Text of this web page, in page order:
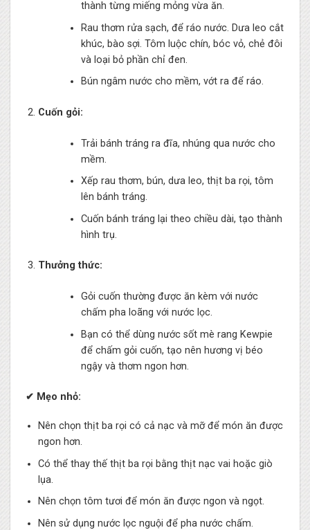
thành từng miếng mỏng vừa ăn.
Rau thơm rửa sạch, để ráo nước. Dưa leo cắt
khúc, bào sợi. Tôm luộc chín, bóc vỏ, chẻ đôi
và loại bỏ phần chỉ đen.
Bún ngâm nước cho mềm, vớt ra để ráo.
Cuốn gỏi:
Trải bánh tráng ra đĩa, nhúng qua nước cho
mềm.
Xếp rau thơm, bún, dưa leo, thịt ba rọi, tôm
lên bánh tráng.
Cuốn bánh tráng lại theo chiều dài, tạo thành
hình trụ.
Thưởng thức:
Gỏi cuốn thường được ăn kèm với nước
chấm pha loãng với nước lọc.
Bạn có thể dùng nước sốt mè rang Kewpie
để chấm gỏi cuốn, tạo nên hương vị béo
ngậy và thơm ngon hơn.
✔ Mẹo nhỏ:
Nên chọn thịt ba rọi có cả nạc và mỡ để món ăn được
ngon hơn.
Có thể thay thế thịt ba rọi bằng thịt nạc vai hoặc giò
lụa.
Nên chọn tôm tươi để món ăn được ngon và ngọt.
Nên sử dụng nước lọc nguội để pha nước chấm.